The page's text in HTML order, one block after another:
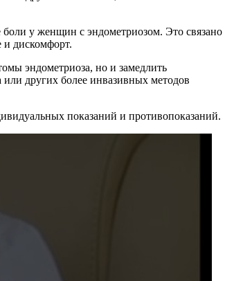
у женщин с эндометриозом. Это связано
и дискомфорт.
эндометриоза, но и замедлить
или других более инвазивных методов
показаний и противопоказаний.